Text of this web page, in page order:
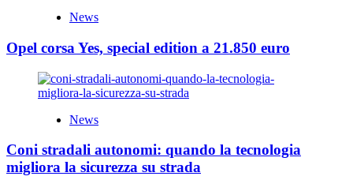
News
Opel corsa Yes, special edition a 21.850 euro
News
Coni stradali autonomi: quando la tecnologia
migliora la sicurezza su strada